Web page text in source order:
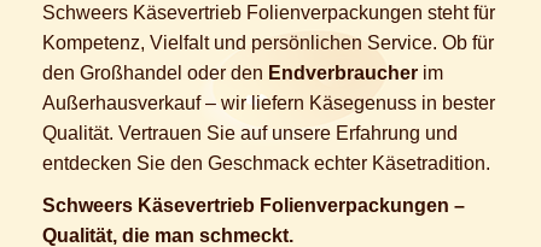
Schweers Käsevertrieb Folienverpackungen steht für
Kompetenz, Vielfalt und persönlichen Service. Ob für
den Großhandel oder den Endverbraucher im
Außerhausverkauf – wir liefern Käsegenuss in bester
Qualität. Vertrauen Sie auf unsere Erfahrung und
entdecken Sie den Geschmack echter Käsetradition.
Schweers Käsevertrieb Folienverpackungen –
Qualität, die man schmeckt.